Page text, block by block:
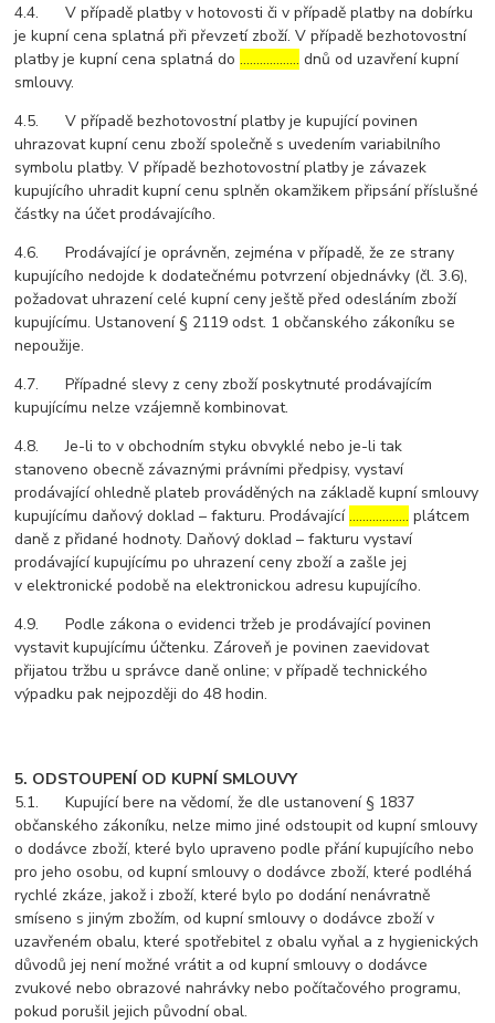
4.4. V případě platby v hotovosti či v případě platby na dobírku
je kupní cena splatná při převzetí zboží. V případě bezhotovostní
platby je kupní cena splatná do……………… dnů od uzavření kupní
smlouvy.
4.5. V případě bezhotovostní platby je kupující povinen
uhrazovat kupní cenu zboží společně s uvedením variabilního
symbolu platby. V případě bezhotovostní platby je závazek
kupujícího uhradit kupní cenu splněn okamžikem připsání příslušné
částky na účet prodávajícího.
4.6. Prodávající je oprávněn, zejména v případě, že ze strany
kupujícího nedojde k dodatečnému potvrzení objednávky (čl. 3.6),
požadovat uhrazení celé kupní ceny ještě před odesláním zboží
kupujícímu. Ustanovení § 2119 odst. 1 občanského zákoníku se
nepoužije.
4.7. Případné slevy z ceny zboží poskytnuté prodávajícím
kupujícímu nelze vzájemně kombinovat.
4.8. Je-li to v obchodním styku obvyklé nebo je-li tak
stanoveno obecně závaznými právními předpisy, vystaví
prodávající ohledně plateb prováděných na základě kupní smlouvy
kupujícímu daňový doklad – fakturu. Prodávající……………… plátcem
daně z přidané hodnoty. Daňový doklad – fakturu vystaví
prodávající kupujícímu po uhrazení ceny zboží a zašle jej
v elektronické podobě na elektronickou adresu kupujícího.
4.9. Podle zákona o evidenci tržeb je prodávající povinen
vystavit kupujícímu účtenku. Zároveň je povinen zaevidovat
přijatou tržbu u správce daně online; v případě technického
výpadku pak nejpozději do 48 hodin.
5. ODSTOUPENÍ OD KUPNÍ SMLOUVY
5.1. Kupující bere na vědomí, že dle ustanovení § 1837
občanského zákoníku, nelze mimo jiné odstoupit od kupní smlouvy
o dodávce zboží, které bylo upraveno podle přání kupujícího nebo
pro jeho osobu, od kupní smlouvy o dodávce zboží, které podléhá
rychlé zkáze, jakož i zboží, které bylo po dodání nenávratně
smíseno s jiným zbožím, od kupní smlouvy o dodávce zboží v
uzavřeném obalu, které spotřebitel z obalu vyňal a z hygienických
důvodů jej není možné vrátit a od kupní smlouvy o dodávce
zvukové nebo obrazové nahrávky nebo počítačového programu,
pokud porušil jejich původní obal.